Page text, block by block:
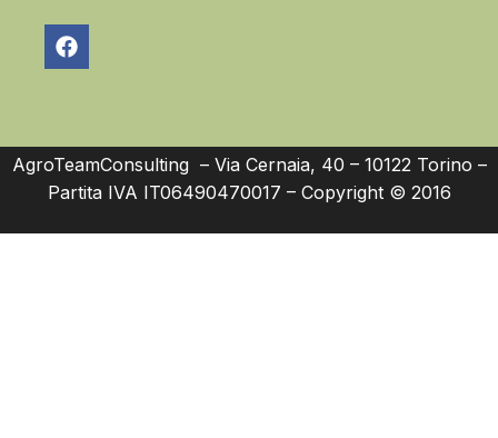
AgroTeamConsulting – Via Cernaia, 40 – 10122 Torino –
Partita IVA IT06490470017 – Copyright © 2016